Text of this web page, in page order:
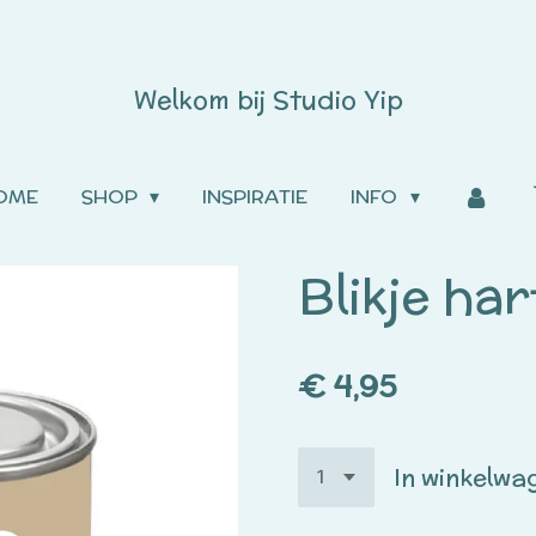
Welkom bij Studio Yip
SHOP INSPIRATIE INFO
Blikje
€ 4,95
In